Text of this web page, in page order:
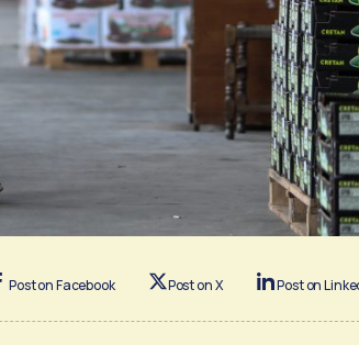
Post on Facebook Post on X Post on